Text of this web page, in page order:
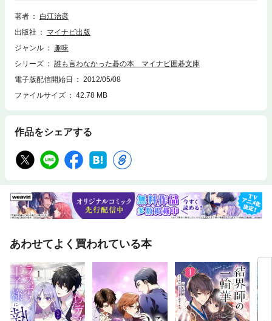
して強くなるためには、特別な才能など全く関係ありません」（前書きよ
り）。NHK講座でおなじみの、アマ指導の第一人者白江治彦七段が、プロ
体的な方法」、「ハメ手の方法」など、皆さんが今まで知らなかった部分
を取り上げ、間違いなく上達する急所ばかりを網羅しています。
著者
白江治彦
出版社
マイナビ出版
ジャンル
趣味
シリーズ
誰も言わなかった碁の本 マイナビ囲碁文庫
電子版配信開始日
2012/05/08
ファイルサイズ
42.78 MB
作品をシェアする
あわせてよく買われている本